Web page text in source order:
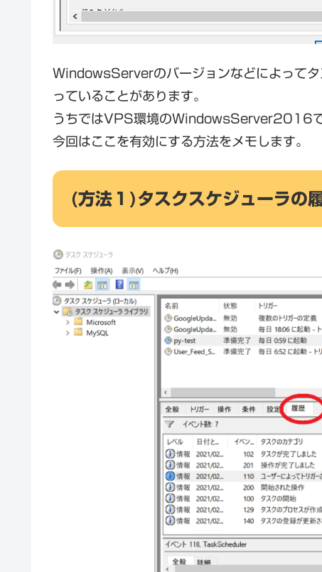
WindowsServerのバージョンなどによってタ
っていることがあります。
うちではVPS環境のWindowsServer2016で
今回はここを有効にする方法をメモします。
(方法１)タスクスケジューラの